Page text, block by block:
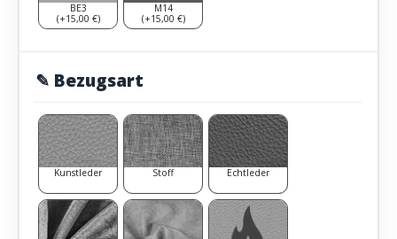
BE3
(+15,00 €)
M14
(+15,00 €)
✎ Bezugsart
Kunstleder Stoff Echtleder